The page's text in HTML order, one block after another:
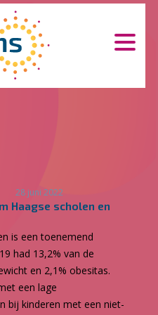
28 juni 2022
Haagse scholen en
is een toenemend
had 13,2% van de
en 2,1% obesitas.
een lage
bij kinderen met een niet-